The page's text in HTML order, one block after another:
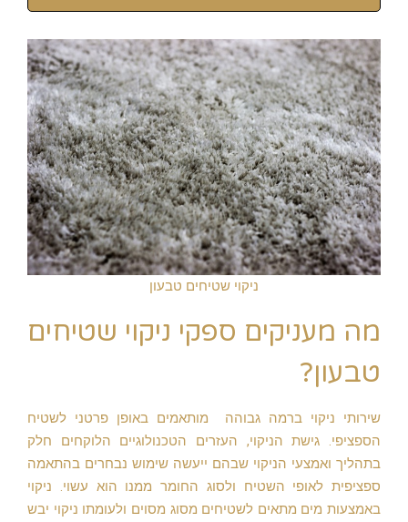
ניקוי שטיחים טבעון
מה מעניקים ספקי ניקוי שטיחים
טבעון?
שירותי ניקוי ברמה גבוהה מותאמים באופן פרטני לשטיח
הספציפי. גישת הניקוי, העזרים הטכנולוגיים הלוקחים חלק
בתהליך ואמצעי הניקוי שבהם ייעשה שימוש נבחרים בהתאמה
ספציפית לאופי השטיח ולסוג החומר ממנו הוא עשוי. ניקוי
באמצעות מים מתאים לשטיחים מסוג מסוים ולעומתו ניקוי יבש